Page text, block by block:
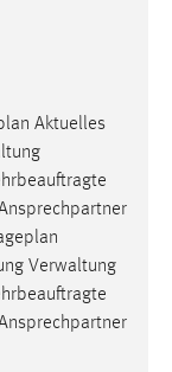
Aktuelles
Verwaltung